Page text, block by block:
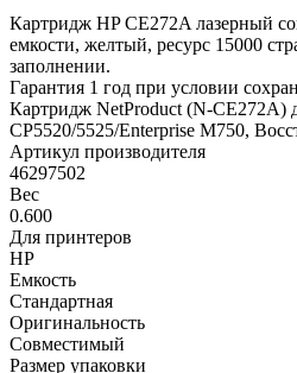
Картридж HP CE272A лазерный
емкости, желтый, ресурс 15000
заполнении.
Гарантия 1 год при условии
Картридж NetProduct (N-CE272A)
CP5520/5525/Enterprise M750,
Артикул производителя
46297502
Вес
0.600
Для принтеров
HP
Емкость
Стандартная
Оригинальность
Совместимый
Размер упаковки